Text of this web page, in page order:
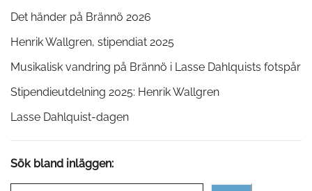
Det händer på Brännö 2026
Henrik Wallgren, stipendiat 2025
Musikalisk vandring på Brännö i Lasse Dahlquists fotspår
Stipendieutdelning 2025: Henrik Wallgren
Lasse Dahlquist-dagen
Sök bland inläggen: